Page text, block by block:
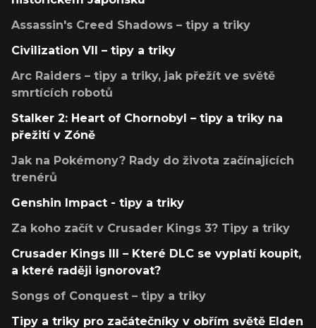
Assassin's Creed Shadows – tipy a triky
Civilization VII – tipy a triky
Arc Raiders – tipy a triky, jak přežít ve světě
smrtících robotů
Stalker 2: Heart of Chornobyl – tipy a triky na
přežití v Zóně
Jak na Pokémony? Rady do života začínajících
trenérů
Genshin Impact - tipy a triky
Za koho začít v Crusader Kings 3? Tipy a triky
Crusader Kings III – Které DLC se vyplatí koupit,
a které raději ignorovat?
Songs of Conquest – tipy a triky
Tipy a triky pro začátečníky v obřím světě Elden